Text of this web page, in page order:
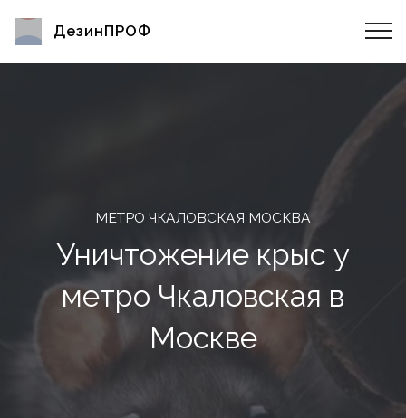
ДезинПРОФ
МЕТРО ЧКАЛОВСКАЯ МОСКВА
Уничтожение крыс у
метро Чкаловская в
Москве